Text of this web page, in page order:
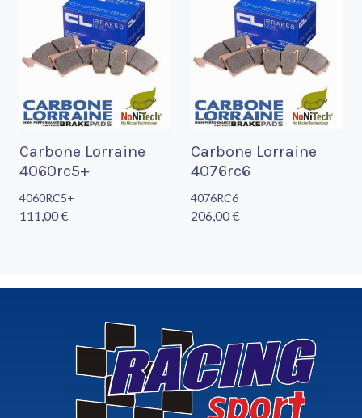
Carbone Lorraine
4060rc5+
4060RC5+
111,00 €
Carbone Lorraine
4076rc6
4076RC6
206,00 €